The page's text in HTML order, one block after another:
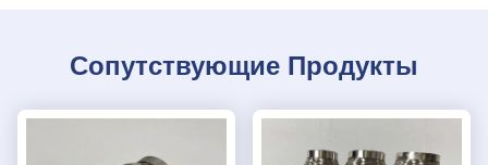
Сопутствующие Продукты